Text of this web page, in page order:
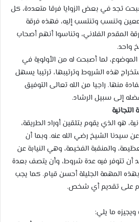
تجد في بعض الزوايا فرقا متعددة، كل
وتنسب وتنتسب إليه، فهذه فرقة
المقدم الفلاني، وتناسوا أنهم أصحاب
واحد.
لما أصبحت له من الأولوية في
هذه الشروط وترتيبها، ترتيبا يسهل
منها. راجيا من الله تعالى التوفيق
إلى سبيل الرشاد.
هو الذي يقوم بتلقين أوراد الطريقة،
سيدنا الشيخ رضي الله عنه. وبما أن
والمنقبة الفخيمة، وهي النيابة عن
أن تتوفر فيه عدة شروط، وأن يتصف بعدة
المهمة الجليلة أحسن قيام. كما يجب
على تقديم أي شخص.
ما يلي: